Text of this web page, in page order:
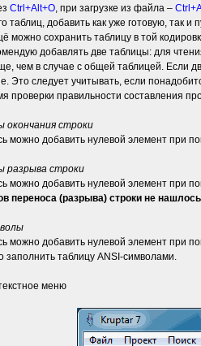
Ctrl+Alt+O, при загрузке из файла –
таблиц, добавить как уже готовую, так и
можно сохранить таблицу в той
добавлять две таблицы: для
чем в случае с общей таблицей. Если
Это следует учитывать, если
проверки правильности составления
окончания строки
можно добавить нулевой элемент при
разрыва строки
можно добавить нулевой элемент при
переноса (разрыва) строки не
можно добавить нулевой элемент при
заполнить таблицу ANSI-символами.
меню